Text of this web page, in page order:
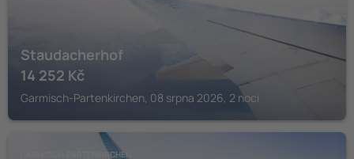
Staudacherhof
14 252 Kč
Garmisch-Partenkirchen, 08 srpna 2026, 2 noci
GARMISCH-PARTENKIRCHEN